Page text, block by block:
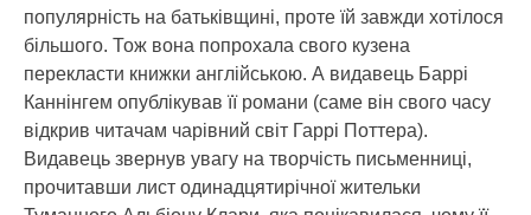
популярність на батьківщині, проте їй завжди хотілося
більшого. Тож вона попрохала свого кузена
перекласти книжки англійською. А видавець Баррі
Каннінгем опублікував її романи (саме він свого часу
відкрив читачам чарівний світ Гаррі Поттера).
Видавець звернув увагу на творчість письменниці,
прочитавши лист одинадцятирічної жительки